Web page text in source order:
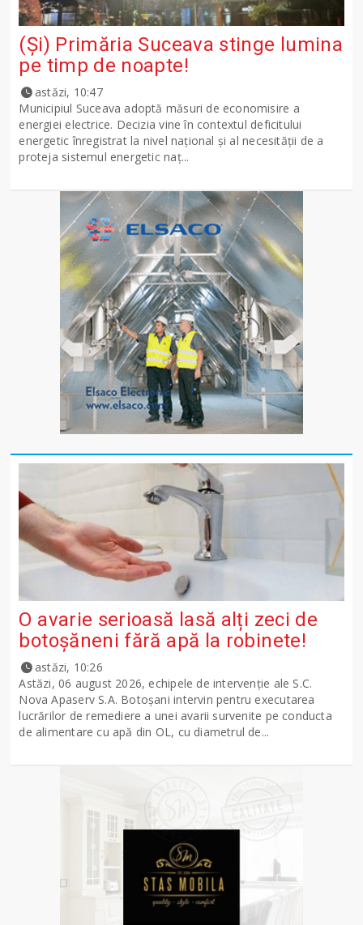
(Și) Primăria Suceava stinge lumina
pe timp de noapte!
astăzi, 10:47
Municipiul Suceava adoptă măsuri de economisire a
energiei electrice. Decizia vine în contextul deficitului
energetic înregistrat la nivel național și al necesității de a
proteja sistemul energetic naț...
O avarie serioasă lasă alți zeci de
botoșăneni fără apă la robinete!
astăzi, 10:26
Astăzi, 06 august 2026, echipele de intervenție ale S.C.
Nova Apaserv S.A. Botoșani intervin pentru executarea
lucrărilor de remediere a unei avarii survenite pe conducta
de alimentare cu apă din OL, cu diametrul de...